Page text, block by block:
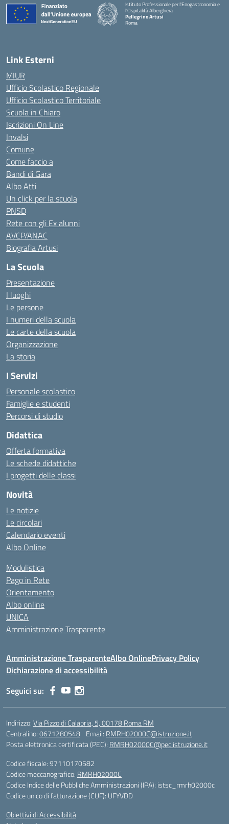
Istituto Professionale per l'Enogastronomia e
l'Ospitalità Alberghiera
Pellegrino Artusi
Roma
Link Esterni
MIUR
Ufficio Scolastico Regionale
Ufficio Scolastico Territoriale
Scuola in Chiaro
Iscrizioni On Line
Invalsi
Comune
Come faccio a
Bandi di Gara
Albo Atti
Un click per la scuola
PNSD
Rete con gli Ex alunni
AVCP/ANAC
Biografia Artusi
La Scuola
Presentazione
I luoghi
Le persone
I numeri della scuola
Le carte della scuola
Organizzazione
La storia
I Servizi
Personale scolastico
Famiglie e studenti
Percorsi di studio
Didattica
Offerta formativa
Le schede didattiche
I progetti delle classi
Novità
Le notizie
Le circolari
Calendario eventi
Albo Online
Modulistica
Pago in Rete
Orientamento
Albo online
UNICA
Amministrazione Trasparente
Amministrazione TrasparenteAlbo OnlinePrivacy Policy
Dichiarazione di accessibilità
Seguici su:
Indirizzo:Via Pizzo di Calabria, 5, 00178 Roma RM
Centralino:0671280548 Email: RMRH02000C@istruzione.it
Posta elettronica certificata (PEC): RMRH02000C@pec.istruzione.it
Codice fiscale: 97110170582
Codice meccanografico: RMRH02000C
Codice Indice delle Pubbliche Amministrazioni (IPA): istsc_rmrh02000c
Codice unico di fatturazione (CUF): UFYVDD
Obiettivi di Accessibilità